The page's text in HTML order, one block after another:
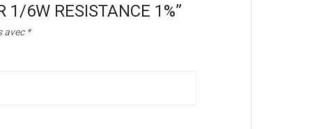
6W RESISTANCE 1%”
avec *